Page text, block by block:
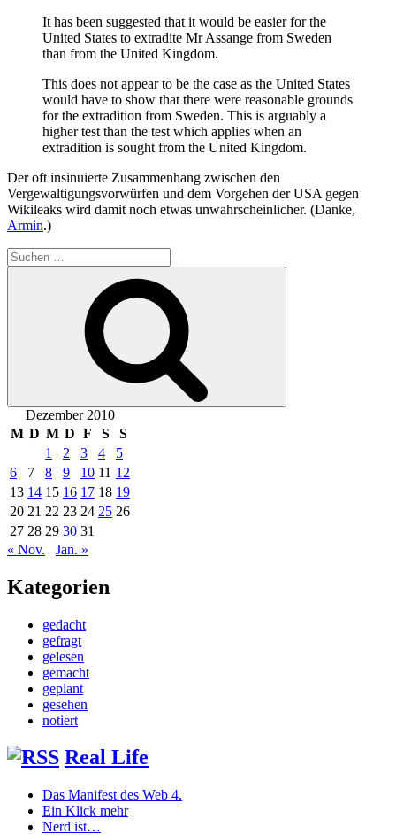
It has been suggested that it would be easier for the
United States to extradite Mr Assange from Sweden
than from the United Kingdom.
This does not appear to be the case as the United States
would have to show that there were reasonable grounds
for the extradition from Sweden. This is arguably a
higher test than the test which applies when an
extradition is sought from the United Kingdom.
Der oft insinuierte Zusammenhang zwischen den
Vergewaltigungsvorwürfen und dem Vorgehen der USA gegen
Wikileaks wird damit noch etwas unwahrscheinlicher. (Danke,
Armin.)
Suchen
nach:
Dezember 2010
M D M D F S
S
1
2 3 4
5
6
7 8 9 10 11 12
13 14 15 16 17 18 19
20 21 22 23 24 25 26
27 28 29 30 31
« Nov.
Jan. »
Kategorien
gedacht
gefragt
gelesen
gemacht
geplant
gesehen
notiert
Real Life
Das Manifest des Web 4.
Ein Klick mehr
Nerd ist…